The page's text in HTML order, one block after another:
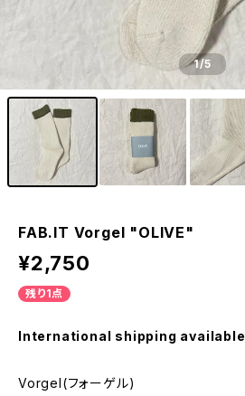
1/5
FAB.IT Vorgel "OLIVE"
¥2,750
残り1点
International shipping available
Vorgel(フォーゲル)